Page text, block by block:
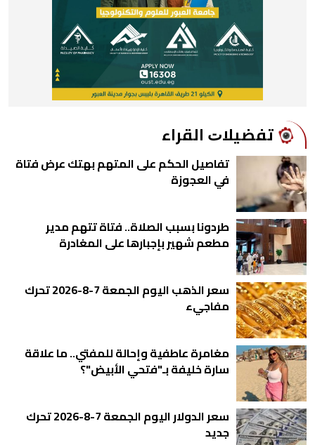
ﺗﻔﻀﻴﻼﺕ اﻟﻘﺮاء
تفاصيل الحكم على المتهم بهتك عرض فتاة
في العجوزة
طردونا بسبب الصلاة.. فتاة تتهم مدير
مطعم شهير بإجبارها على المغادرة
سعر الذهب اليوم الجمعة 7-8-2026 تحرك
مفاجيء
مغامرة عاطفية وإحالة للمفتي.. ما علاقة
سارة خليفة بـ"فتحي الأبيض"؟
سعر الدولار اليوم الجمعة 7-8-2026 تحرك
جديد